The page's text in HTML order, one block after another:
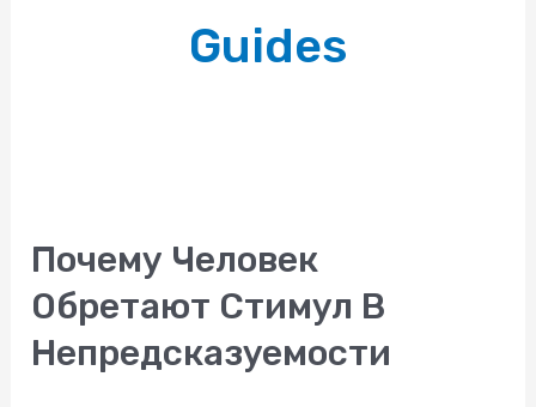
Guides
Почему Человек
Обретают Стимул В
Непредсказуемости